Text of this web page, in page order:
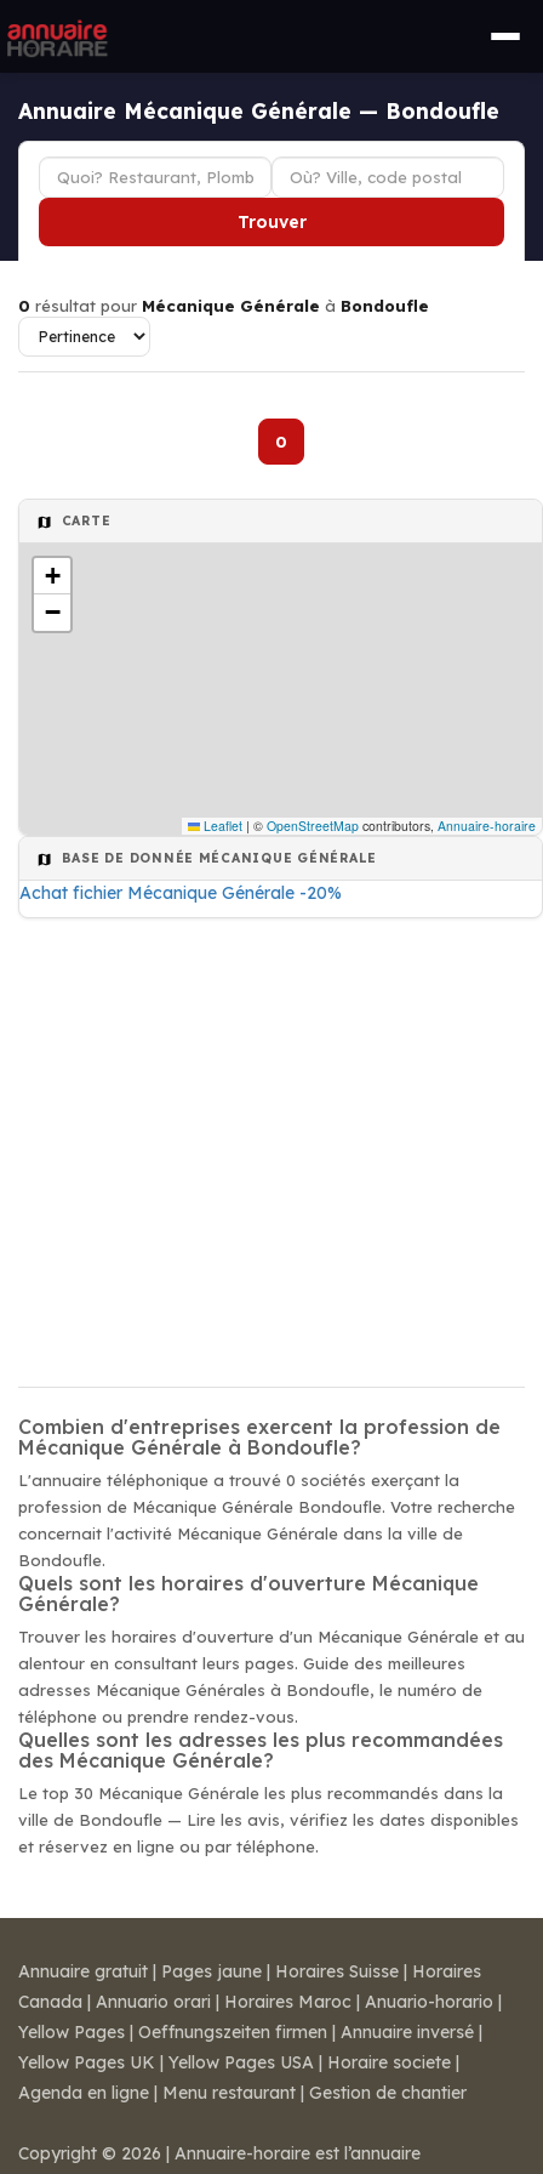
Annuaire Mécanique Générale — Bondoufle
Trouver
0 résultat pour Mécanique Générale à Bondoufle
0
CARTE
+
−
Leaflet | © OpenStreetMap contributors, Annuaire-horaire
BASE DE DONNÉE MÉCANIQUE GÉNÉRALE
Achat fichier Mécanique Générale -20%
Combien d'entreprises exercent la profession de
Mécanique Générale à Bondoufle?
L'annuaire téléphonique a trouvé 0 sociétés exerçant la
profession de Mécanique Générale Bondoufle. Votre recherche
concernait l'activité Mécanique Générale dans la ville de
Bondoufle.
Quels sont les horaires d'ouverture Mécanique
Générale?
Trouver les horaires d'ouverture d'un Mécanique Générale et au
alentour en consultant leurs pages. Guide des meilleures
adresses Mécanique Générales à Bondoufle, le numéro de
téléphone ou prendre rendez-vous.
Quelles sont les adresses les plus recommandées
des Mécanique Générale?
Le top 30 Mécanique Générale les plus recommandés dans la
ville de Bondoufle — Lire les avis, vérifiez les dates disponibles
et réservez en ligne ou par téléphone.
Annuaire gratuit | Pages jaune | Horaires Suisse | Horaires
Canada | Annuario orari | Horaires Maroc | Anuario-horario |
Yellow Pages | Oeffnungszeiten firmen | Annuaire inversé |
Yellow Pages UK | Yellow Pages USA | Horaire societe |
Agenda en ligne | Menu restaurant | Gestion de chantier
Copyright © 2026 | Annuaire-horaire est l’annuaire